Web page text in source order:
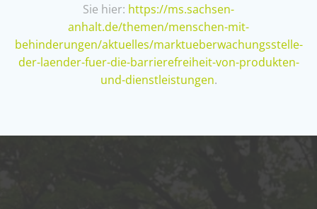
Sie hier: https://ms.sachsen-
anhalt.de/themen/menschen-mit-
behinderungen/aktuelles/marktueberwachungsstelle-
der-laender-fuer-die-barrierefreiheit-von-produkten-
und-dienstleistungen.